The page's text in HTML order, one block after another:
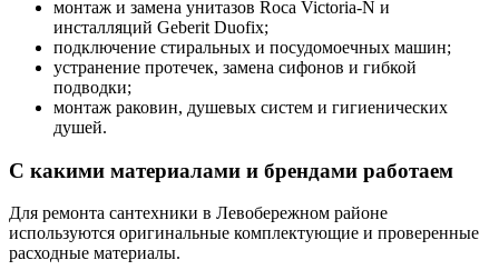
монтаж и замена унитазов Roca Victoria-N и
инсталляций Geberit Duofix;
подключение стиральных и посудомоечных машин;
устранение протечек, замена сифонов и гибкой
подводки;
монтаж раковин, душевых систем и гигиенических
душей.
С какими материалами и брендами работаем
Для ремонта сантехники в Левобережном районе
используются оригинальные комплектующие и проверенные
расходные материалы.